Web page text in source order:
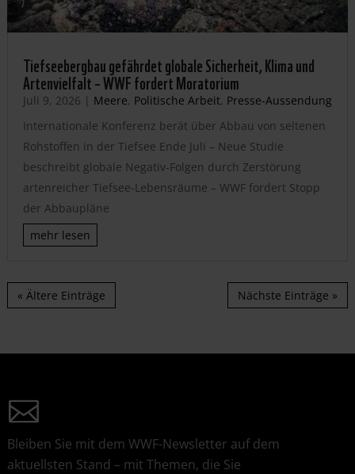
Tiefseebergbau gefährdet globale Sicherheit, Klima und
Artenvielfalt – WWF fordert Moratorium
Juli 9, 2026 | Meere, Politische Arbeit, Presse-Aussendung
Internationale Konferenz berät über Abbau von seltenen
Rohstoffen in der Tiefsee Ende Juli – Neue Studie
beschreibt globale Negativ-Folgen durch Zerstörung
artenreicher Tiefsee-Lebensräume – WWF fordert Stopp
der Abbaupläne
mehr lesen
« Ältere Einträge Nächste Einträge »
Bleiben Sie mit dem WWF-Newsletter auf dem
aktuellsten Stand – mit Themen, die Sie